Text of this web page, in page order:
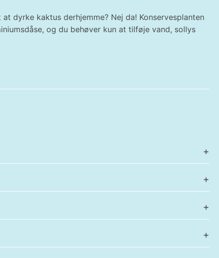
dyrke kaktus derhjemme? Nej da! Konservesplanten
og du behøver kun at tilføje vand, sollys